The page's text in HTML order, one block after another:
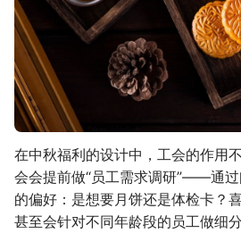
在中秋福利的设计中，工会的作用
会会提前做“员工需求调研”——通
的偏好：是想要月饼还是体检卡？
甚至会针对不同年龄段的员工做细